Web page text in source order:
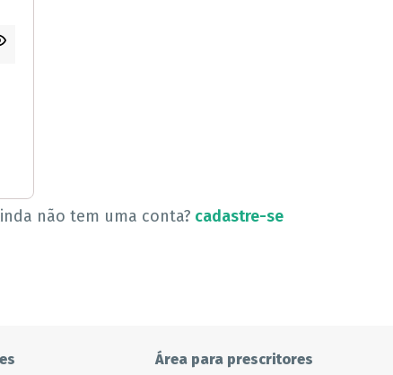
não tem uma conta? cadastre-se
Área para prescritores